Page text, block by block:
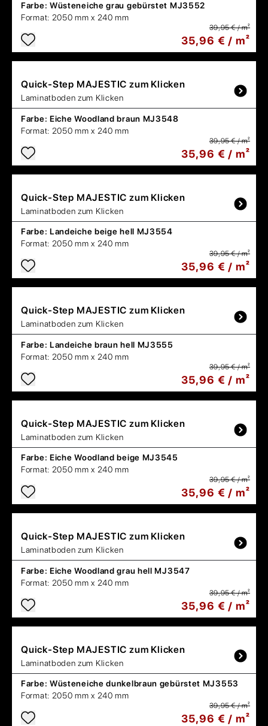
Farbe: Wüsteneiche grau gebürstet MJ3552
Format: 2050 mm x 240 mm
39,95 € / m²
35,96 € / m²
Quick-Step MAJESTIC zum Klicken
Laminatboden zum Klicken
Farbe: Eiche Woodland braun MJ3548
Format: 2050 mm x 240 mm
39,95 € / m²
35,96 € / m²
Quick-Step MAJESTIC zum Klicken
Laminatboden zum Klicken
Farbe: Landeiche beige hell MJ3554
Format: 2050 mm x 240 mm
39,95 € / m²
35,96 € / m²
Quick-Step MAJESTIC zum Klicken
Laminatboden zum Klicken
Farbe: Landeiche braun hell MJ3555
Format: 2050 mm x 240 mm
39,95 € / m²
35,96 € / m²
Quick-Step MAJESTIC zum Klicken
Laminatboden zum Klicken
Farbe: Eiche Woodland beige MJ3545
Format: 2050 mm x 240 mm
39,95 € / m²
35,96 € / m²
Quick-Step MAJESTIC zum Klicken
Laminatboden zum Klicken
Farbe: Eiche Woodland grau hell MJ3547
Format: 2050 mm x 240 mm
39,95 € / m²
35,96 € / m²
Quick-Step MAJESTIC zum Klicken
Laminatboden zum Klicken
Farbe: Wüsteneiche dunkelbraun gebürstet MJ3553
Format: 2050 mm x 240 mm
39,95 € / m²
35,96 € / m²